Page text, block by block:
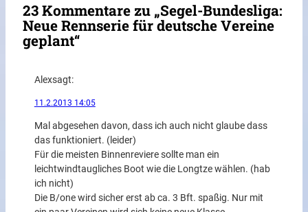
23 Kommentare zu „Segel-Bundesliga:
Neue Rennserie für deutsche Vereine
geplant“
Alexsagt:
11.2.2013 14:05
Mal abgesehen davon, dass ich auch nicht glaube dass
das funktioniert. (leider)
Für die meisten Binnenreviere sollte man ein
leichtwindtaugliches Boot wie die Longtze wählen. (hab
ich nicht)
Die B/one wird sicher erst ab ca. 3 Bft. spaßig. Nur mit